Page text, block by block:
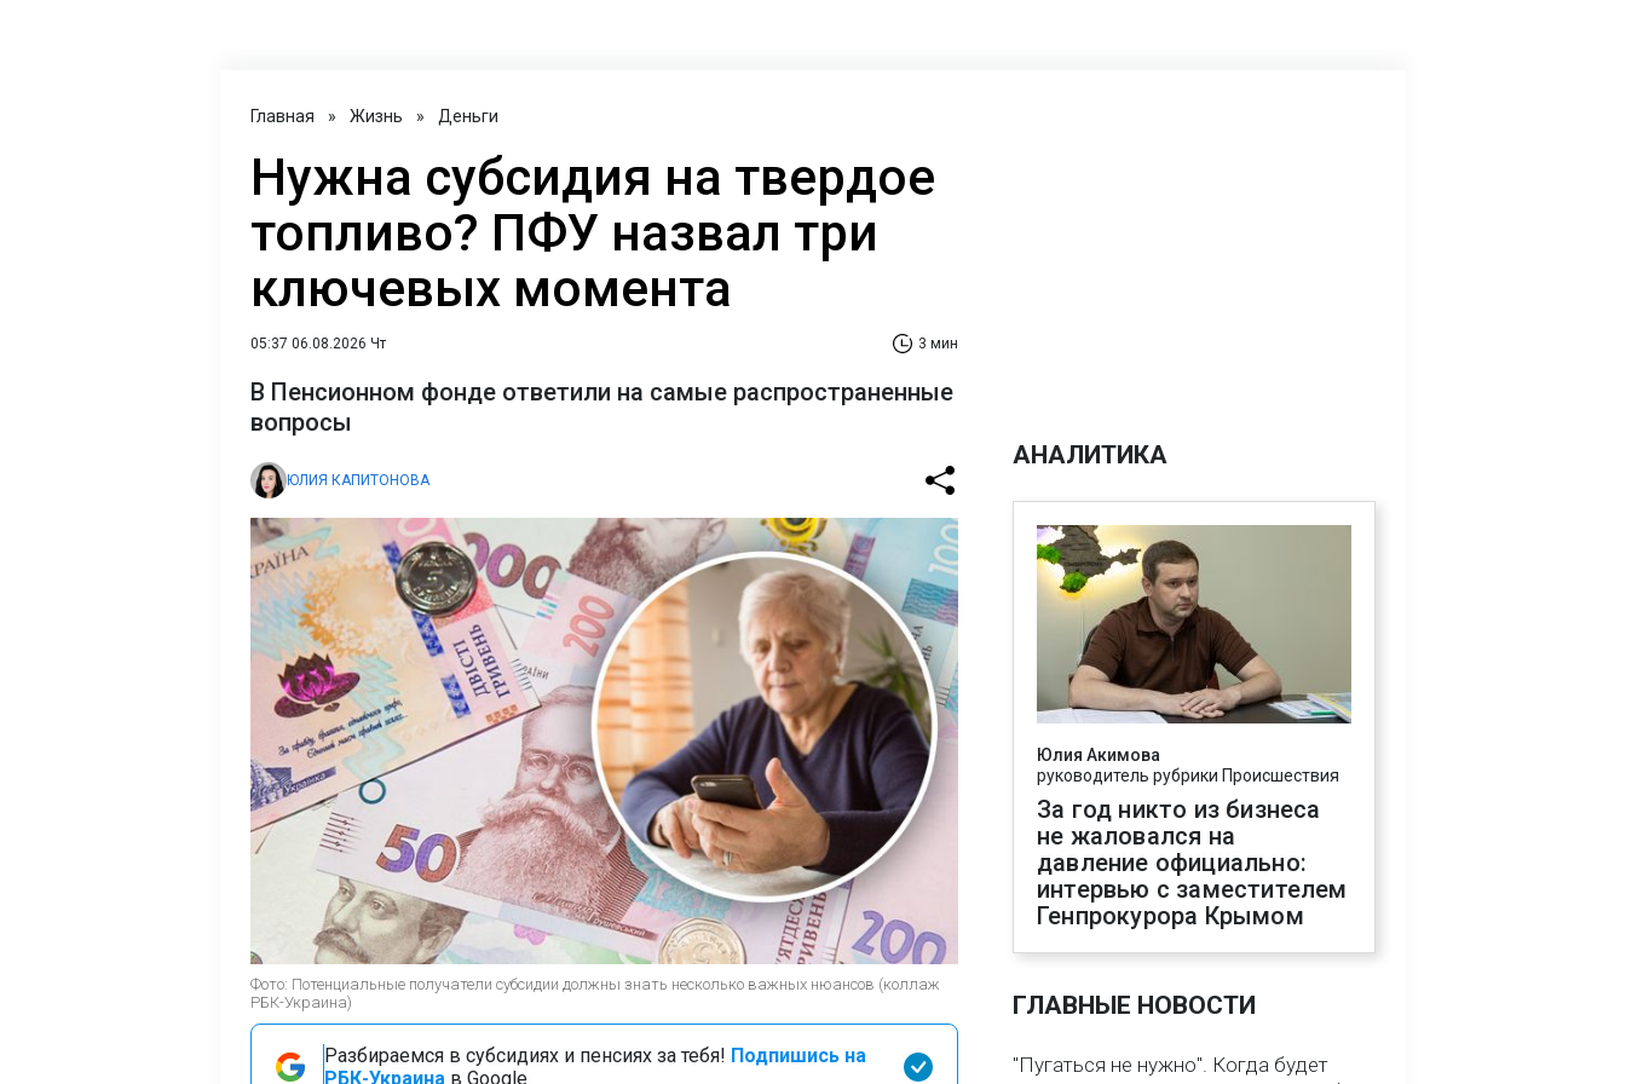
Главная » Жизнь » Деньги
Нужна субсидия на твердое
топливо? ПФУ назвал три
ключевых момента
05:37 06.08.2026 Чт 3 мин
В Пенсионном фонде ответили на самые распространенные
вопросы
ЮЛИЯ КАПИТОНОВА
Фото: Потенциальные получатели субсидии должны знать несколько важных нюансов (коллаж
РБК-Украина)
Разбираемся в субсидиях и пенсиях за тебя! Подпишись на
РБК-Украина в Google
АНАЛИТИКА
Юлия Акимова
руководитель рубрики Происшествия
За год никто из бизнеса
не жаловался на
давление официально:
интервью с заместителем
Генпрокурора Крымом
ГЛАВНЫЕ НОВОСТИ
"Пугаться не нужно". Когда будет